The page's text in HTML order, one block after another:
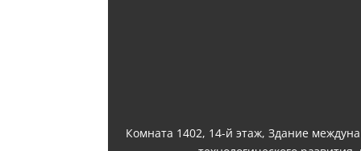
Комната 1402, 14-й этаж, Здание